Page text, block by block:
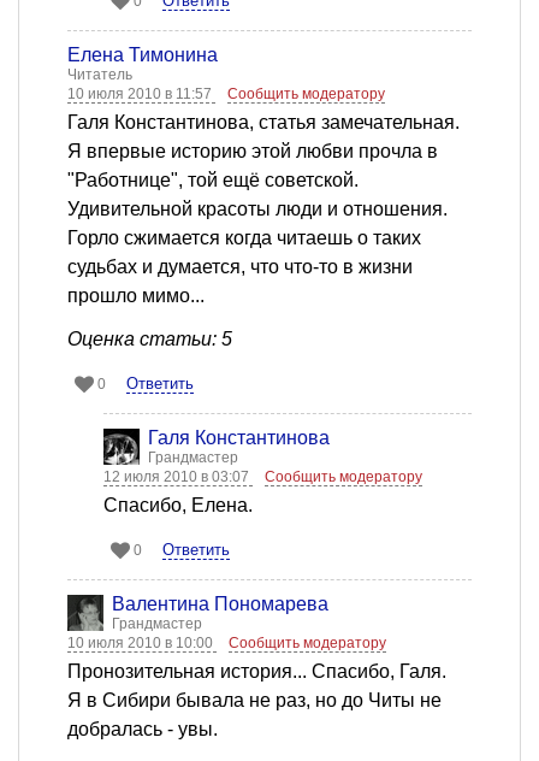
Елена Тимонина
Читатель
10 июля 2010 в 11:57
Сообщить модератору
Галя Константинова, статья замечательная.
Я впервые историю этой любви прочла в
"Работнице", той ещё советской.
Удивительной красоты люди и отношения.
Горло сжимается когда читаешь о таких
судьбах и думается, что что-то в жизни
прошло мимо...
Оценка статьи: 5
0 Ответить
Галя Константинова
Грандмастер
12 июля 2010 в 03:07
Сообщить модератору
Спасибо, Елена.
0 Ответить
Валентина Пономарева
Грандмастер
10 июля 2010 в 10:00
Сообщить модератору
Пронозительная история... Спасибо, Галя.
Я в Сибири бывала не раз, но до Читы не
добралась - увы.